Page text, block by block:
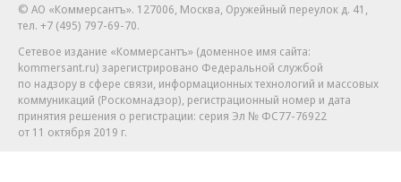
© АО «Коммерсантъ». 127006, Москва, Оружейный переулок д. 41,
тел. +7 (495) 797-69-70.
Сетевое издание «Коммерсантъ» (доменное имя сайта:
kommersant.ru) зарегистрировано Федеральной службой
по надзору в сфере связи, информационных технологий и массовых
коммуникаций (Роскомнадзор), регистрационный номер и дата
принятия решения о регистрации: серия Эл № ФС77-76922
от 11 октября 2019 г.